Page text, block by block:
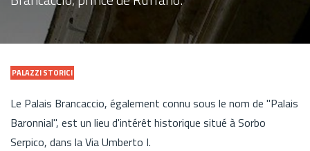
PALAZZI STORICI
Le Palais Brancaccio, également connu sous le nom de "Palais
Baronnial", est un lieu d'intérêt historique situé à Sorbo
Serpico, dans la Via Umberto I.